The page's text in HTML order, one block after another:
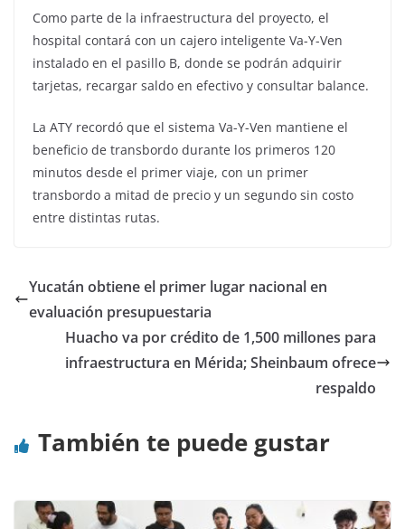
Como parte de la infraestructura del proyecto, el
hospital contará con un cajero inteligente Va-Y-Ven
instalado en el pasillo B, donde se podrán adquirir
tarjetas, recargar saldo en efectivo y consultar balance.
La ATY recordó que el sistema Va-Y-Ven mantiene el
beneficio de transbordo durante los primeros 120
minutos desde el primer viaje, con un primer
transbordo a mitad de precio y un segundo sin costo
entre distintas rutas.
Yucatán obtiene el primer lugar nacional en
evaluación presupuestaria
Huacho va por crédito de 1,500 millones para
infraestructura en Mérida; Sheinbaum ofrece
respaldo
También te puede gustar